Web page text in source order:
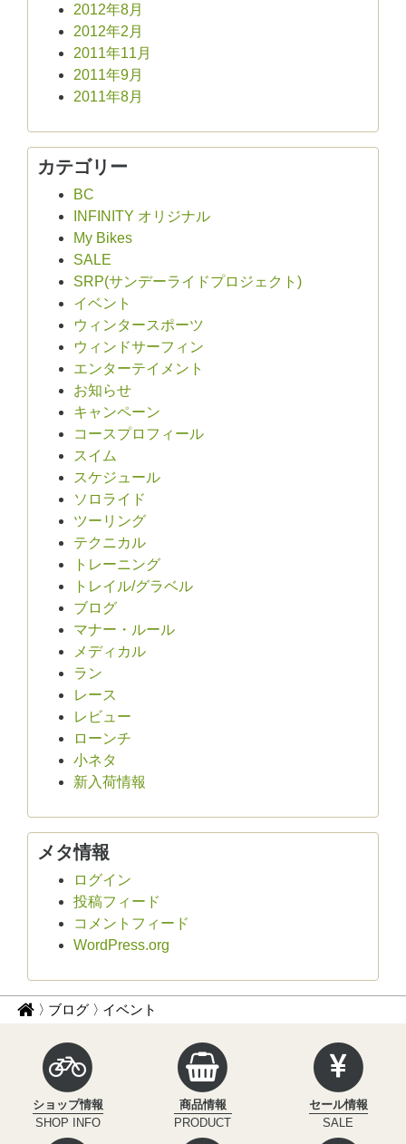
2012年8月
2012年2月
2011年11月
2011年9月
2011年8月
カテゴリー
BC
INFINITY オリジナル
My Bikes
SALE
SRP(サンデーライドプロジェクト)
イベント
ウィンタースポーツ
ウィンドサーフィン
エンターテイメント
お知らせ
キャンペーン
コースプロフィール
スイム
スケジュール
ソロライド
ツーリング
テクニカル
トレーニング
トレイル/グラベル
ブログ
マナー・ルール
メディカル
ラン
レース
レビュー
ローンチ
小ネタ
新入荷情報
メタ情報
ログイン
投稿フィード
コメントフィード
WordPress.org
パ
ナ
サ
ク
ル
イ
ン
フ
ブログ イベント
ショップ情報
SHOP INFO
商品情報
PRODUCT
セール情報
SALE